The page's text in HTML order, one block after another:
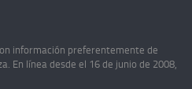
información preferentemente de
En línea desde el 16 de junio de 2008,